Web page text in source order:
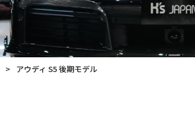
> アウディ S5 後期モデル